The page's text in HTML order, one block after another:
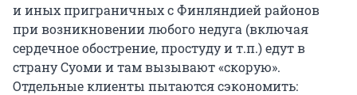
и иных приграничных с Финляндией районов
при возникновении любого недуга (включая
сердечное обострение, простуду и т.п.) едут в
страну Суоми и там вызывают «скорую».
Отдельные клиенты пытаются сэкономить: